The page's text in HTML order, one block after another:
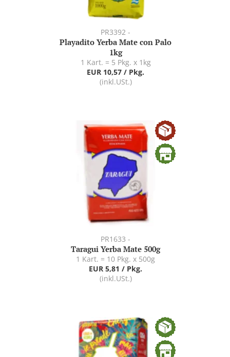
PR3392 -
Playadito Yerba Mate con Palo
1kg
1 Kart. = 5 Pkg. x 1kg
EUR 10,57 / Pkg.
(inkl.USt.)
PR1633 -
Taragui Yerba Mate 500g
1 Kart. = 10 Pkg. x 500g
EUR 5,81 / Pkg.
(inkl.USt.)